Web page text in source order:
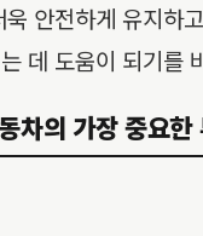
안전하게 유지하
데 도움이 되기를
차의 가장 중요한